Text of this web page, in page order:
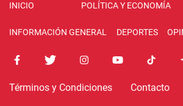
INICIO POLÍTICA Y ECONOMÍA
INFORMACIÓN GENERAL DEPORTES
Términos y Condiciones Contacto